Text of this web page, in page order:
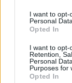
I want to opt-
Personal
Opted In
I want to opt-
Retention,
Personal
Purposes for
Opted In
Ο οδηγός του
τροχαίο με
η 43χρονη και
δουλειά
07.08.2026, 13:17